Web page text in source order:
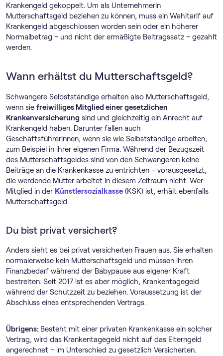
Krankengeld gekoppelt. Um als Unternehmerin
Mutterschaftsgeld beziehen zu können, muss ein Wahltarif auf
Krankengeld abgeschlossen worden sein oder ein höherer
Normalbetrag – und nicht der ermäßigte Beitragssatz – gezahlt
werden.
Wann erhältst du Mutterschaftsgeld?
Schwangere Selbstständige erhalten also Mutterschaftsgeld,
wenn sie freiwilliges Mitglied einer gesetzlichen
Krankenversicherung sind und gleichzeitig ein Anrecht auf
Krankengeld haben. Darunter fallen auch
Geschäftsführerinnen, wenn sie wie Selbstständige arbeiten,
zum Beispiel in ihrer eigenen Firma. Während der Bezugszeit
des Mutterschaftsgeldes sind von den Schwangeren keine
Beiträge an die Krankenkasse zu entrichten – vorausgesetzt,
die werdende Mutter arbeitet in diesem Zeitraum nicht. Wer
Mitglied in der Künstlersozialkasse (KSK) ist, erhält ebenfalls
Mutterschaftsgeld.
Du bist privat versichert?
Anders sieht es bei privat versicherten Frauen aus. Sie erhalten
normalerweise kein Mutterschaftsgeld und müssen ihren
Finanzbedarf während der Babypause aus eigener Kraft
bestreiten. Seit 2017 ist es aber möglich, Krankentagegeld
während der Schutzzeit zu beziehen. Voraussetzung ist der
Abschluss eines entsprechenden Vertrags.
Übrigens: Besteht mit einer privaten Krankenkasse ein solcher
Vertrag, wird das Krankentagegeld nicht auf das Elterngeld
angerechnet – im Unterschied zu gesetzlich Versicherten.